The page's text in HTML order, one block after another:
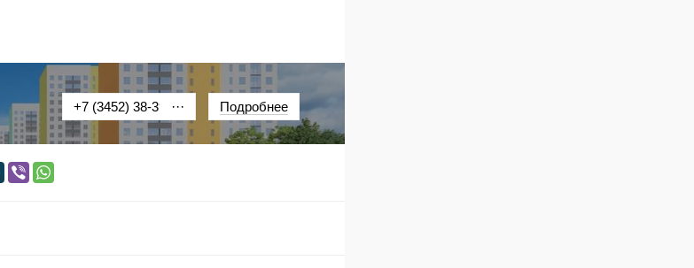
+7 (3452) 38-39-69
··· Подробнее